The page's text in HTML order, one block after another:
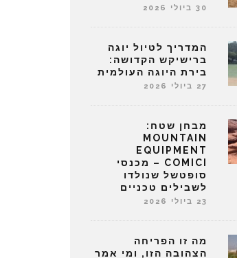
30 ביולי 2026
המדריך לטיול יוגה
ברישיקש הקדושה:
בירת היוגה העולמית
27 ביולי 2026
מבחן שטח:
MOUNTAIN
EQUIPMENT
COMICI – מכנסי
סופטשל שנולדו
לשבילים טכניים
23 ביולי 2026
מה זו הפריחה
הצהובה הזו, ומי אמר